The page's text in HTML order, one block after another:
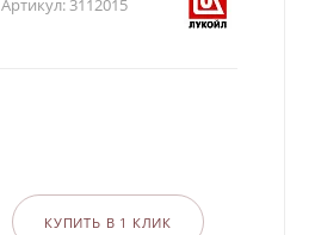
Артикул:3112015
КУПИТЬ В 1 КЛИК